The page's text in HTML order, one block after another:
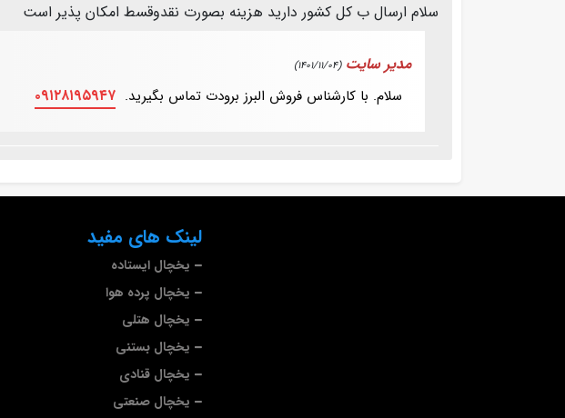
سلام ارسال ب کل کشور دارید هزینه بصورت نقدوقسط امکان پذیر است
مدیر سایت (1401/11/04)
سلام. با کارشناس فروش البرز برودت تماس بگیرید. ۰۹۱۲۸۱۹۵۹۴۷
لینک های مفید
یخچال ایستاده
یخچال پرده هوا
یخچال هتلی
یخچال بستنی
یخچال قنادی
یخچال صنعتی